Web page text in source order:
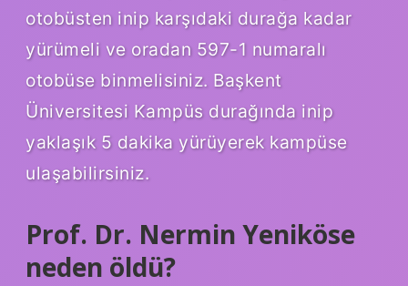
otobüsten inip karşıdaki durağa kadar
yürümeli ve oradan 597-1 numaralı
otobüse binmelisiniz. Başkent
Üniversitesi Kampüs durağında inip
yaklaşık 5 dakika yürüyerek kampüse
ulaşabilirsiniz.
Prof. Dr. Nermin Yeniköse
neden öldü?